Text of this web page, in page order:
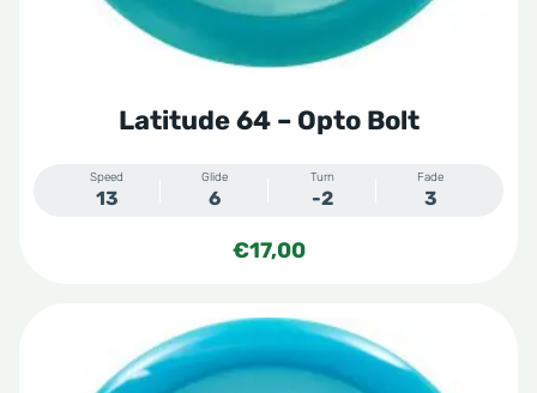
Latitude 64 – Opto Bolt
Speed
13
Glide
6
Turn
-2
Fade
3
€17,00
product